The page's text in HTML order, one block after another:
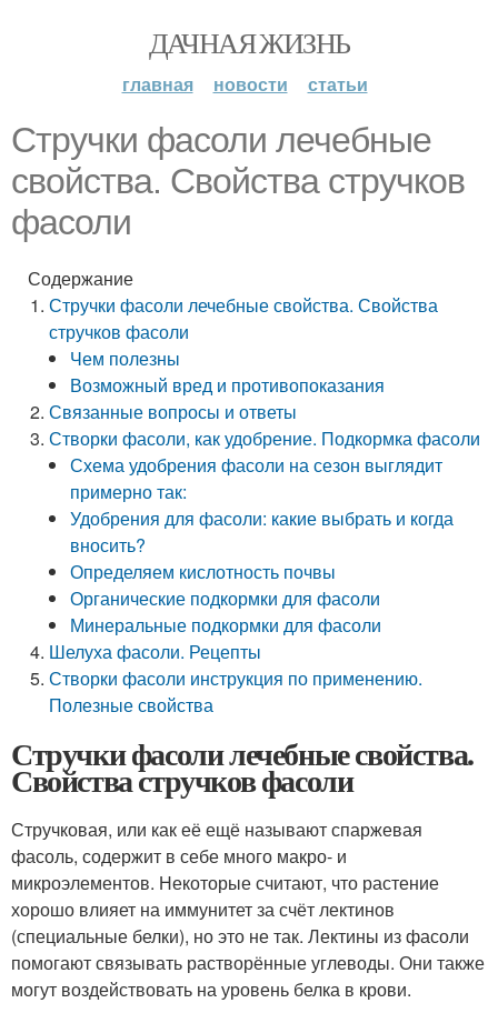
ДАЧНАЯ ЖИЗНЬ
главная новости статьи
Стручки фасоли лечебные
свойства. Свойства стручков
фасоли
Содержание
Стручки фасоли лечебные свойства. Свойства
стручков фасоли
Чем полезны
Возможный вред и противопоказания
Связанные вопросы и ответы
Створки фасоли, как удобрение. Подкормка фасоли
Схема удобрения фасоли на сезон выглядит
примерно так:
Удобрения для фасоли: какие выбрать и когда
вносить?
Определяем кислотность почвы
Органические подкормки для фасоли
Минеральные подкормки для фасоли
Шелуха фасоли. Рецепты
Створки фасоли инструкция по применению.
Полезные свойства
Стручки фасоли лечебные свойства.
Свойства стручков фасоли
Стручковая, или как её ещё называют спаржевая
фасоль, содержит в себе много макро- и
микроэлементов. Некоторые считают, что растение
хорошо влияет на иммунитет за счёт лектинов
(специальные белки), но это не так. Лектины из фасоли
помогают связывать растворённые углеводы. Они также
могут воздействовать на уровень белка в крови.